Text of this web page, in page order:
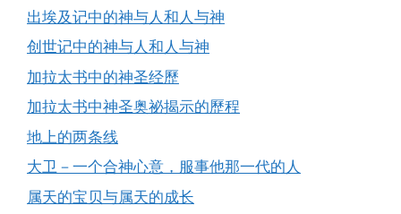
出埃及记中的神与人和人与神
创世记中的神与人和人与神
加拉太书中的神圣经歷
加拉太书中神圣奥祕揭示的歷程
地上的两条线
大卫－一个合神心意，服事他那一代的人
属天的宝贝与属天的成长